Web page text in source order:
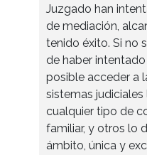
Juzgado han
de mediación,
tenido éxito. Si no
de haber
posible acceder a
sistemas
cualquier tipo de
familiar, y otros lo
ámbito, única y